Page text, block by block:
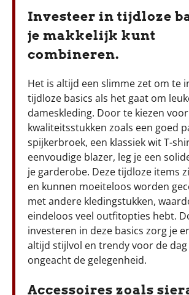
Investeer in tijdloze
je makkelijk kunt
combineren.
Het is altijd een slimme zet om te
tijdloze basics als het gaat om
dameskleding. Door te kiezen voor
kwaliteitsstukken zoals een goed
spijkerbroek, een klassiek wit T-
eenvoudige blazer, leg je een
je garderobe. Deze tijdloze items
en kunnen moeiteloos worden
met andere kledingstukken,
eindeloos veel outfitopties hebt.
investeren in deze basics zorg je
altijd stijlvol en trendy voor de
ongeacht de gelegenheid.
Accessoires zoals